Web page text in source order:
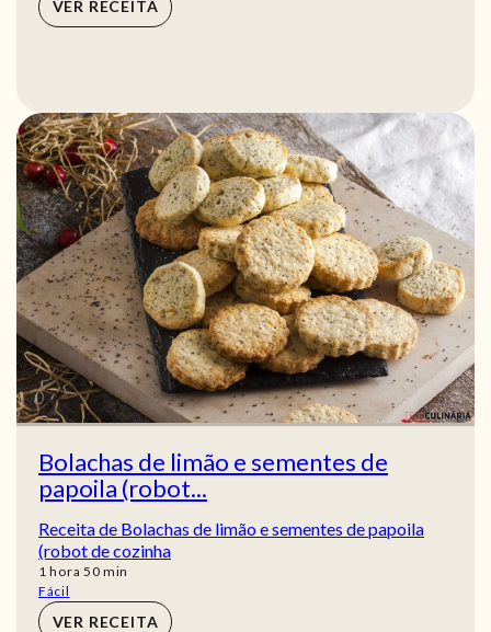
VER RECEITA
Bolachas de limão e sementes de
papoila (robot...
Receita de Bolachas de limão e sementes de papoila
(robot de cozinha
1 hora
hora 50min
min
Fácil
VER RECEITA